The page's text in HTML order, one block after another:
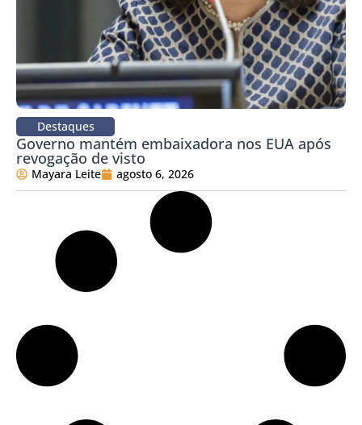
Destaques
Governo mantém embaixadora nos EUA após
revogação de visto
Mayara Leite agosto 6, 2026